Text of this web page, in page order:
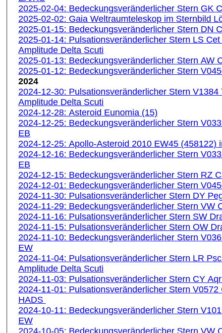
2025-02-04: Bedeckungsveränderlicher Stern GK
2025-02-02: Gaia Weltraumteleskop im Sternbild
2025-01-15: Bedeckungsveränderlicher Stern DN
2025-01-14: Pulsationsveränderlicher Stern LS
Amplitude Delta Scuti
2025-01-13: Bedeckungsveränderlicher Stern AW
2025-01-12: Bedeckungsveränderlicher Stern
2024
2024-12-30: Pulsationsveränderlicher Stern V1384
Amplitude Delta Scuti
2024-12-28: Asteroid Eunomia (15)
2024-12-25: Bedeckungsveränderlicher Stern
EB
2024-12-25: Apollo-Asteroid 2010 EW45 (458122)
2024-12-16: Bedeckungsveränderlicher Stern
EB
2024-12-15: Bedeckungsveränderlicher Stern RZ
2024-12-01: Bedeckungsveränderlicher Stern
2024-11-30: Pulsationsveränderlicher Stern DY
2024-11-29: Bedeckungsveränderlicher Stern VW
2024-11-16: Pulsationsveränderlicher Stern SW
2024-11-15: Pulsationsveränderlicher Stern OW
2024-11-10: Bedeckungsveränderlicher Stern
EW
2024-11-04: Pulsationsveränderlicher Stern LR
Amplitude Delta Scuti
2024-11-03: Pulsationsveränderlicher Stern CY
2024-11-01: Pulsationsveränderlicher Stern V0572
HADS
2024-10-11: Bedeckungsveränderlicher Stern
EW